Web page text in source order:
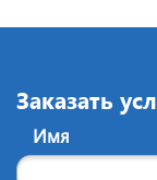
Заказать
Имя